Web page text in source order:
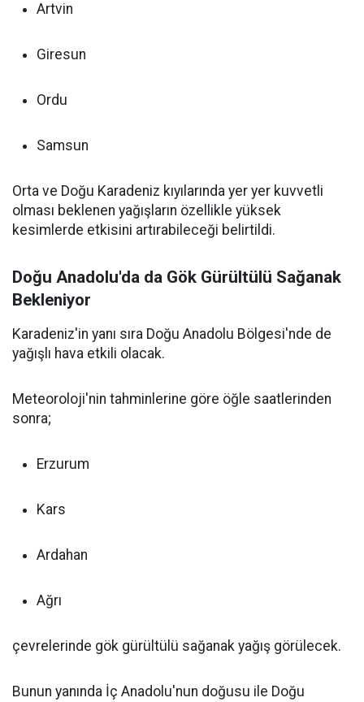
Artvin
Giresun
Ordu
Samsun
Orta ve Doğu Karadeniz kıyılarında yer yer kuvvetli
olması beklenen yağışların özellikle yüksek
kesimlerde etkisini artırabileceği belirtildi.
Doğu Anadolu'da da Gök Gürültülü Sağanak
Bekleniyor
Karadeniz'in yanı sıra Doğu Anadolu Bölgesi'nde de
yağışlı hava etkili olacak.
Meteoroloji'nin tahminlerine göre öğle saatlerinden
sonra;
Erzurum
Kars
Ardahan
Ağrı
çevrelerinde gök gürültülü sağanak yağış görülecek.
Bunun yanında İç Anadolu'nun doğusu ile Doğu